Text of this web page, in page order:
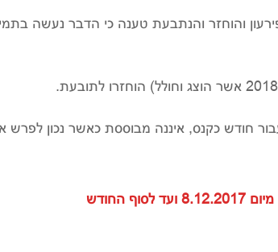
כי הצ'ק של חודש אוגוסט 2018 הוצג לפירעון והוחזר
חודש כקנס, איננה מבוססת כאשר נכון
השופט קבע כי הנתבעת גבתה שכר יתר עבור התקופה מיום 8.12.2017 ועד לסוף החודש